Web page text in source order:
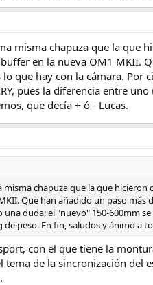
misma chapuza que la
en la nueva OM1 MKII.
lo que hay con la cámara.
pues la diferencia entre
que decía + ó - Lucas.
misma chapuza que la que
Que han añadido un paso más
duda; el "nuevo" 150-600mm
de peso. En fin, saludos y ánimo a
con el que tiene la
tema de la sincronización del